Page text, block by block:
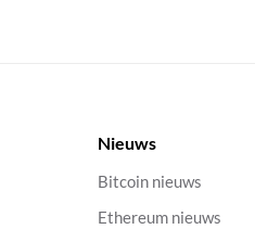
Nieuws
Bitcoin nieuws
Ethereum nieuws